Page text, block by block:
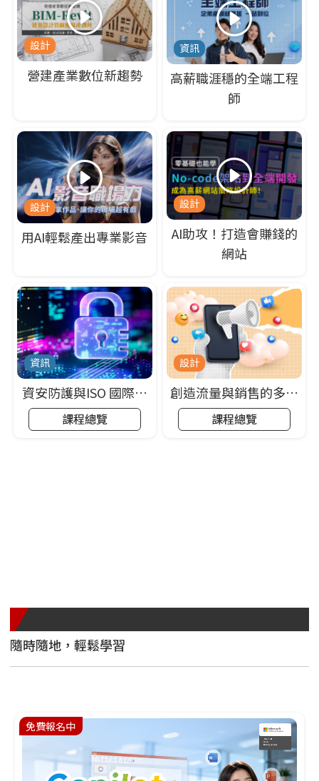
設計
營建產業數位新趨勢
資訊
高薪職涯穩的全端工程
師
設計
用AI輕鬆產出專業影音
設計
AI助攻！打造會賺錢的
網站
資訊
資安防護與ISO 國際標
準認證
課程總覽
設計
創造流量與銷售的多媒
體行銷應用
課程總覽
線上影音教學
隨時隨地，輕鬆學習
免費報名中